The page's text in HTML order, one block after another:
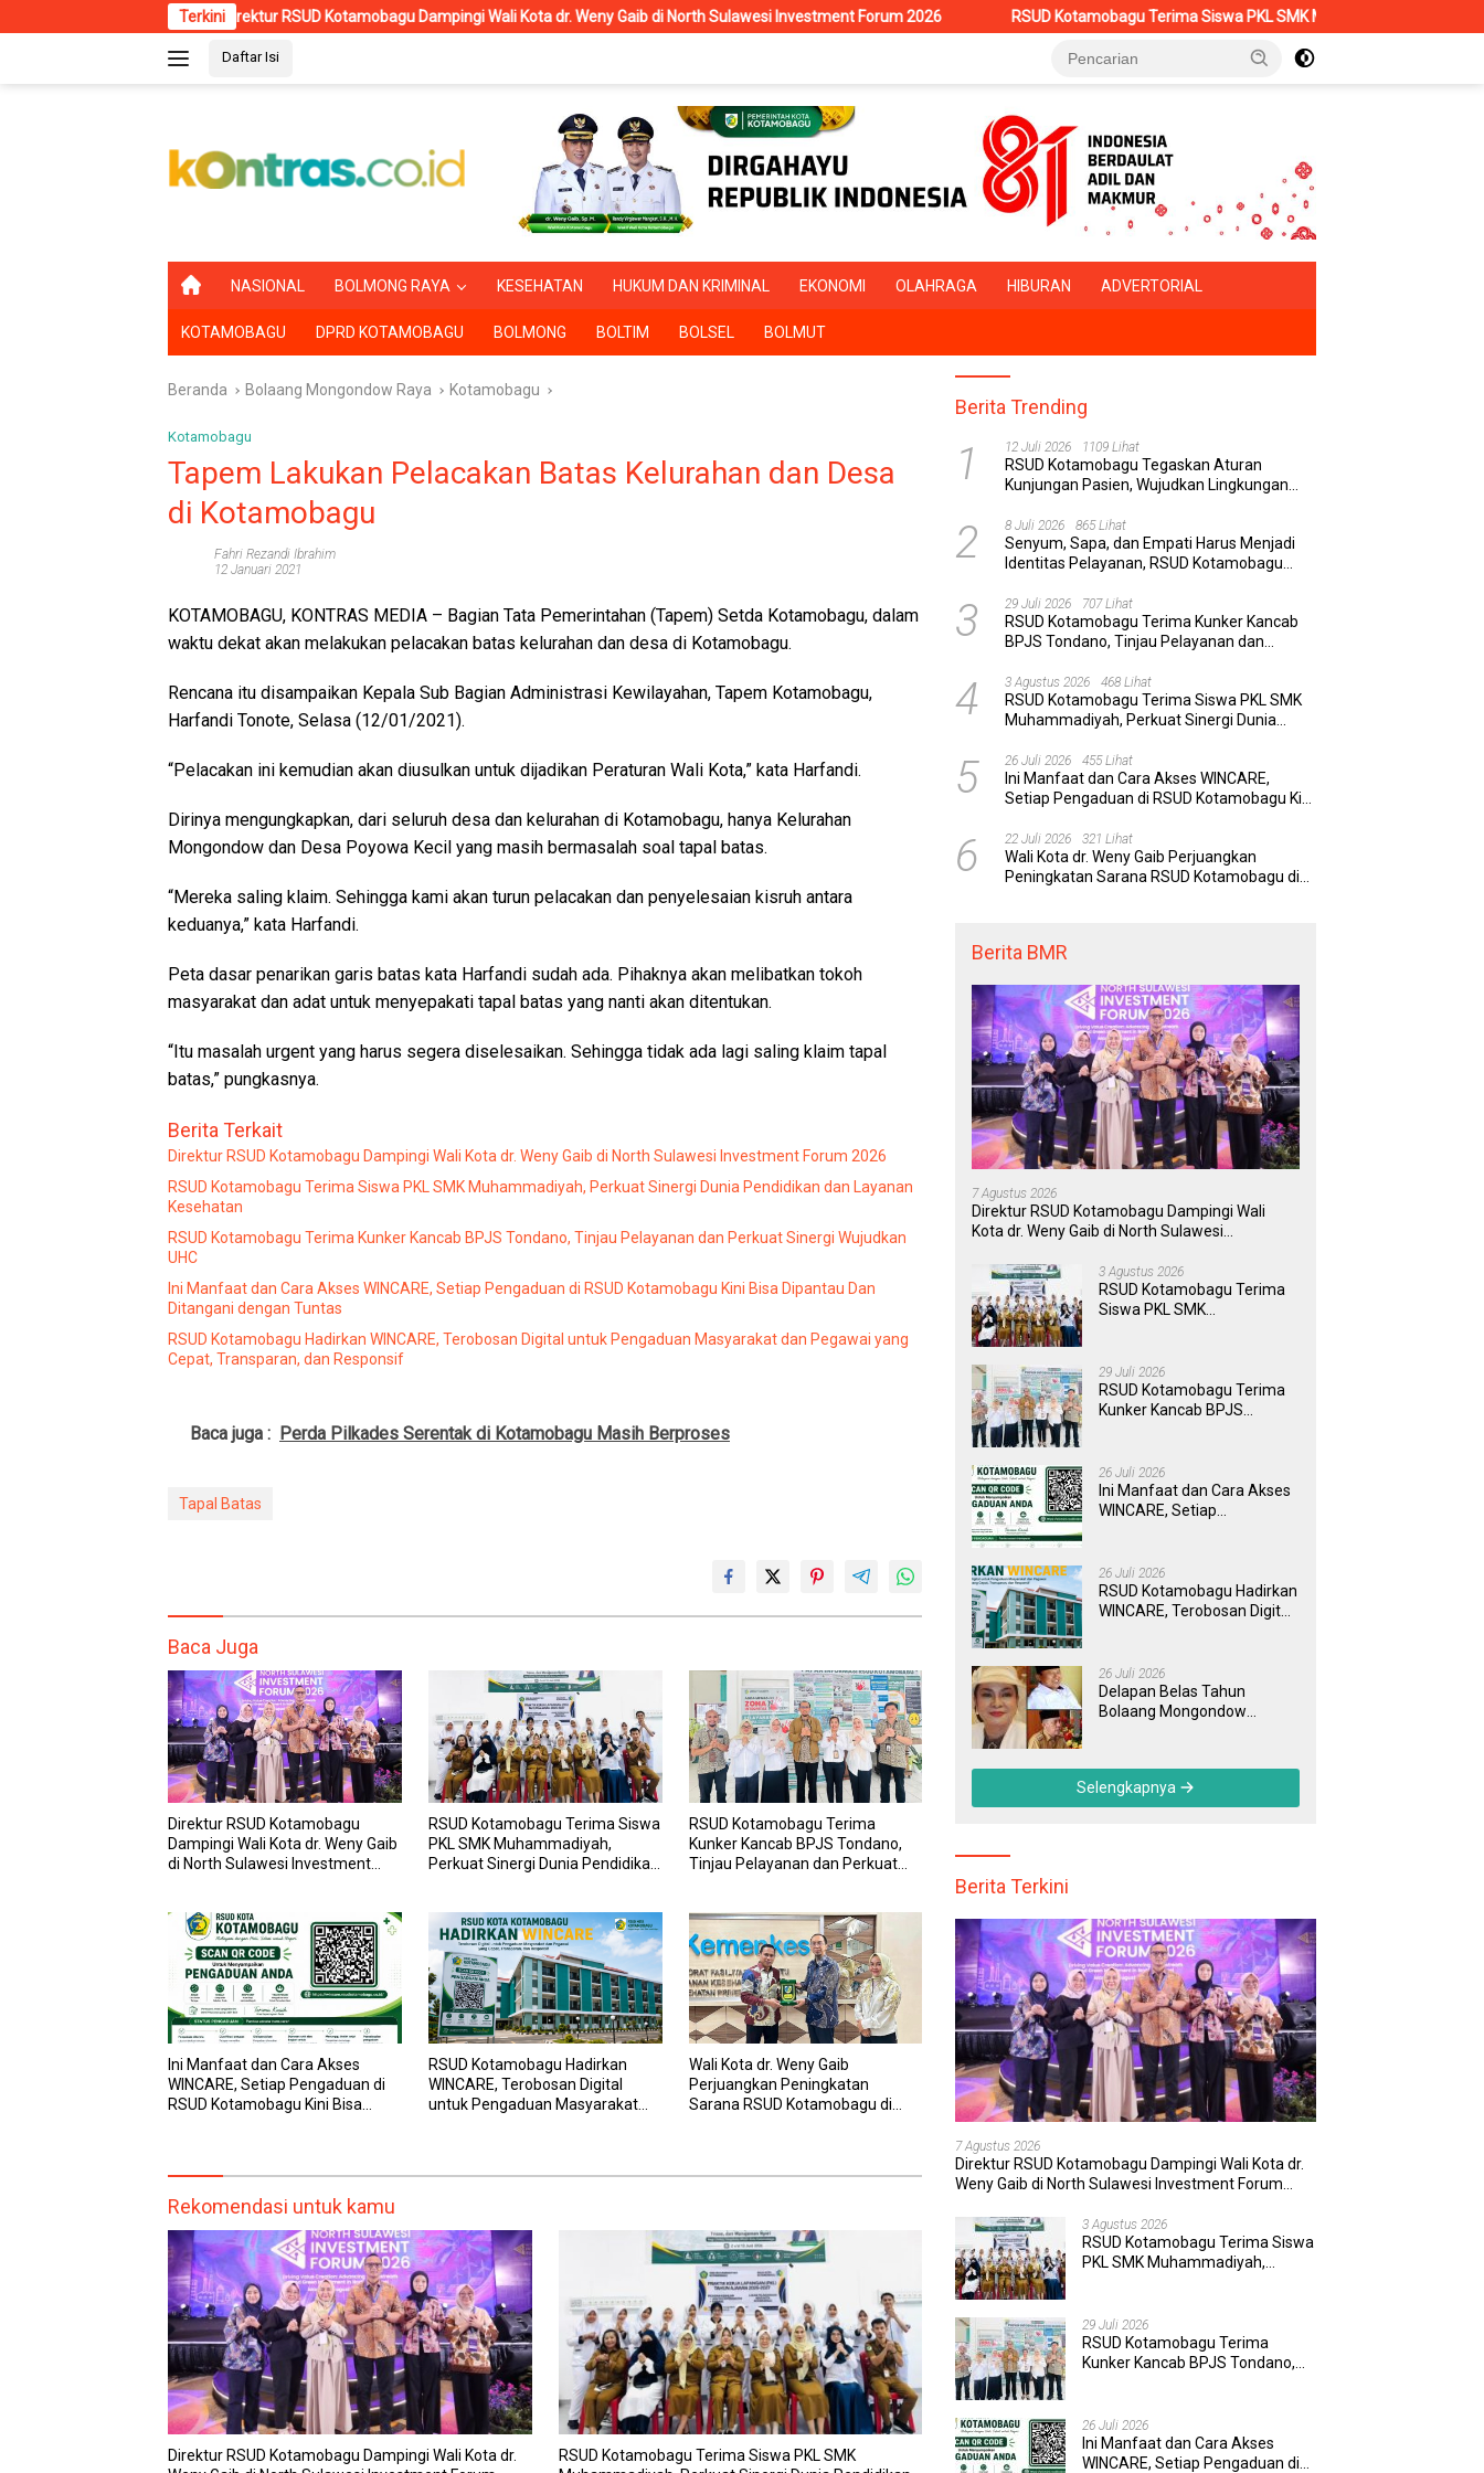
ke
Terkini
Direktur RSUD Kotamobagu Dampingi Wali Kota dr. Weny Gaib di North Sulawesi Investment Forum 2026 RSUD Kotamobagu Terima Siswa PKL SMK Muhammadiyah, Perkuat Sinergi Dunia
Daftar Isi
B
R
A
D
NASIONAL BOLMONG RAYA KESEHATAN HUKUM DAN KRIMINAL EKONOMI OLAHRAGA HIBURAN ADVERTORIAL
KOTAMOBAGU DPRD KOTAMOBAGU BOLMONG BOLTIM BOLSEL BOLMUT
Beranda Bolaang Mongondow Raya Kotamobagu
Kotamobagu
Tapem Lakukan Pelacakan Batas Kelurahan dan Desa
di Kotamobagu
Fahri Rezandi Ibrahim
12 Januari 2021
KOTAMOBAGU, KONTRAS MEDIA – Bagian Tata Pemerintahan (Tapem) Setda Kotamobagu, dalam
waktu dekat akan melakukan pelacakan batas kelurahan dan desa di Kotamobagu.
Rencana itu disampaikan Kepala Sub Bagian Administrasi Kewilayahan, Tapem Kotamobagu,
Harfandi Tonote, Selasa (12/01/2021).
“Pelacakan ini kemudian akan diusulkan untuk dijadikan Peraturan Wali Kota,” kata Harfandi.
Dirinya mengungkapkan, dari seluruh desa dan kelurahan di Kotamobagu, hanya Kelurahan
Mongondow dan Desa Poyowa Kecil yang masih bermasalah soal tapal batas.
“Mereka saling klaim. Sehingga kami akan turun pelacakan dan penyelesaian kisruh antara
keduanya,” kata Harfandi.
Peta dasar penarikan garis batas kata Harfandi sudah ada. Pihaknya akan melibatkan tokoh
masyarakat dan adat untuk menyepakati tapal batas yang nanti akan ditentukan.
“Itu masalah urgent yang harus segera diselesaikan. Sehingga tidak ada lagi saling klaim tapal
batas,” pungkasnya.
Berita Terkait
Direktur RSUD Kotamobagu Dampingi Wali Kota dr. Weny Gaib di North Sulawesi Investment Forum 2026
RSUD Kotamobagu Terima Siswa PKL SMK Muhammadiyah, Perkuat Sinergi Dunia Pendidikan dan Layanan
Kesehatan
RSUD Kotamobagu Terima Kunker Kancab BPJS Tondano, Tinjau Pelayanan dan Perkuat Sinergi Wujudkan
UHC
Ini Manfaat dan Cara Akses WINCARE, Setiap Pengaduan di RSUD Kotamobagu Kini Bisa Dipantau Dan
Ditangani dengan Tuntas
RSUD Kotamobagu Hadirkan WINCARE, Terobosan Digital untuk Pengaduan Masyarakat dan Pegawai yang
Cepat, Transparan, dan Responsif
Baca juga : Perda Pilkades Serentak di Kotamobagu Masih Berproses
Tapal Batas
Baca Juga
Direktur RSUD Kotamobagu
Dampingi Wali Kota dr. Weny Gaib
di North Sulawesi Investment
RSUD Kotamobagu Terima Siswa
PKL SMK Muhammadiyah,
Perkuat Sinergi Dunia Pendidikan
RSUD Kotamobagu Terima
Kunker Kancab BPJS Tondano,
Tinjau Pelayanan dan Perkuat
Ini Manfaat dan Cara Akses
WINCARE, Setiap Pengaduan di
RSUD Kotamobagu Kini Bisa
RSUD Kotamobagu Hadirkan
WINCARE, Terobosan Digital
untuk Pengaduan Masyarakat
Wali Kota dr. Weny Gaib
Perjuangkan Peningkatan
Sarana RSUD Kotamobagu di
Rekomendasi untuk kamu
Direktur RSUD Kotamobagu Dampingi Wali Kota dr.
RSUD Kotamobagu Terima Siswa PKL SMK
Berita Trending
1 12 Juli 2026 1109 Lihat
RSUD Kotamobagu Tegaskan Aturan
Kunjungan Pasien, Wujudkan Lingkungan
Berkualitas
2 8 Juli 2026 865 Lihat
Senyum, Sapa, dan Empati Harus Menjadi
Identitas Pelayanan, RSUD Kotamobagu
3 29 Juli 2026 707 Lihat
RSUD Kotamobagu Terima Kunker Kancab
BPJS Tondano, Tinjau Pelayanan dan
4 3 Agustus 2026 468 Lihat
RSUD Kotamobagu Terima Siswa PKL SMK
Muhammadiyah, Perkuat Sinergi Dunia
5 26 Juli 2026 455 Lihat
Ini Manfaat dan Cara Akses WINCARE,
Setiap Pengaduan di RSUD Kotamobagu Kini
6 22 Juli 2026 321 Lihat
Wali Kota dr. Weny Gaib Perjuangkan
Peningkatan Sarana RSUD Kotamobagu di
Berita BMR
7 Agustus 2026
Direktur RSUD Kotamobagu Dampingi Wali
Kota dr. Weny Gaib di North Sulawesi
3 Agustus 2026
RSUD Kotamobagu Terima
Siswa PKL SMK
dan Layanan Kesehatan
29 Juli 2026
RSUD Kotamobagu Terima
Kunker Kancab BPJS
Wujudkan UHC
26 Juli 2026
Ini Manfaat dan Cara Akses
WINCARE, Setiap
Dipantau Dan Ditangani
dengan Tuntas
26 Juli 2026
RSUD Kotamobagu Hadirkan
WINCARE, Terobosan Digital
yang Cepat, Transparan, dan
Responsif
26 Juli 2026
Delapan Belas Tahun
Bolaang Mongondow
Sebuah Daerah yang
Menolak Tertinggal
Selengkapnya
Berita Terkini
7 Agustus 2026
Direktur RSUD Kotamobagu Dampingi Wali Kota dr.
Weny Gaib di North Sulawesi Investment Forum
3 Agustus 2026
RSUD Kotamobagu Terima Siswa
PKL SMK Muhammadiyah,
29 Juli 2026
RSUD Kotamobagu Terima
Kunker Kancab BPJS Tondano,
26 Juli 2026
Ini Manfaat dan Cara Akses
WINCARE, Setiap Pengaduan di